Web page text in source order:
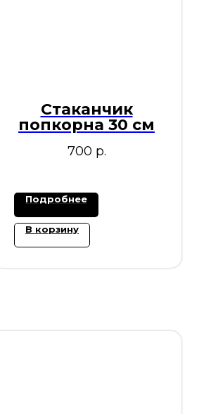
Стаканчик
попкорна 30 см
700 р.
Подробнее
В корзину